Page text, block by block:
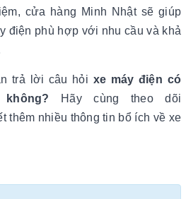
cửa hàng Minh Nhật sẽ giúp
điện phù hợp với nhu cầu và khả
trả lời câu hỏi xe máy điện có
Hãy cùng theo dõi
thêm nhiều thông tin bổ ích về xe